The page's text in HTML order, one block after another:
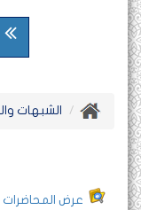
الشبهات
عرض